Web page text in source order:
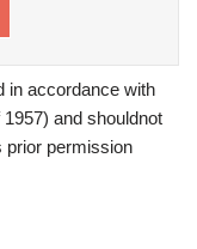
in accordance with
and shouldnot
prior permission